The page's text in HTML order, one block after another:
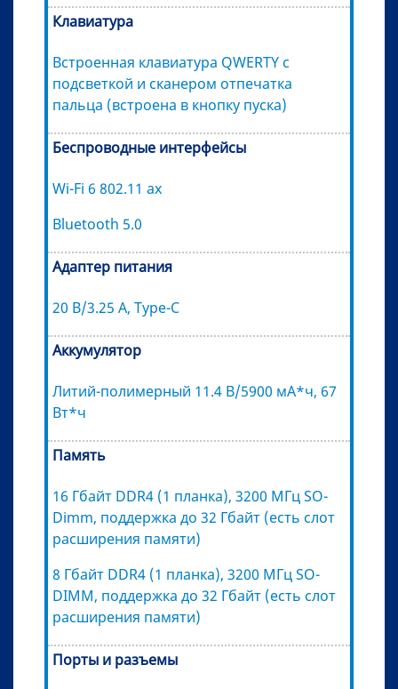
Клавиатура
Встроенная клавиатура QWERTY с
подсветкой и сканером отпечатка
пальца (встроена в кнопку пуска)
Беспроводные интерфейсы
Wi-Fi 6 802.11 ax
Bluetooth 5.0
Адаптер питания
20 В/3.25 A, Type-C
Аккумулятор
Литий-полимерный 11.4 В/5900 мА*ч, 67
Вт*ч
Память
16 Гбайт DDR4 (1 планка), 3200 МГц SO-
Dimm, поддержка до 32 Гбайт (есть слот
расширения памяти)
8 Гбайт DDR4 (1 планка), 3200 МГц SO-
DIMM, поддержка до 32 Гбайт (есть слот
расширения памяти)
Порты и разъемы